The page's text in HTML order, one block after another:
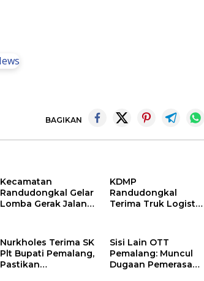
BAGIKAN
Kecamatan
Randudongkal Gelar
Lomba Gerak Jalan
ke-81
KDMP
Randudongkal
Terima Truk Logistik
untuk Perkuat
Distribusi Desa
Nurkholes Terima SK
Plt Bupati Pemalang,
Pastikan
Sisi Lain OTT
Pemalang: Muncul
Dugaan Pemerasan